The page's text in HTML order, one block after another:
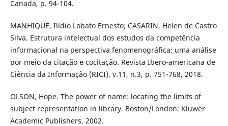
Canada, p. 94-104.
MANHIQUE, Ilídio Lobato Ernesto; CASARIN, Helen de Castro
Silva. Estrutura intelectual dos estudos da competência
informacional na perspectiva fenomenográfica: uma análise
por meio da citação e cocitação. Revista Ibero-americana de
Ciência da Informação (RICI), v.11, n.3, p. 751-768, 2018.
OLSON, Hope. The power of name: locating the limits of
subject representation in library. Boston/London: Kluwer
Academic Publishers, 2002.